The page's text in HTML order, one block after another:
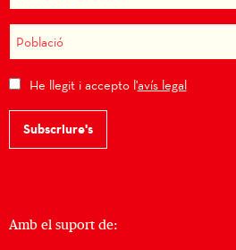
He llegit i accepto l'avís legal
Subscriure's
Amb el suport de: